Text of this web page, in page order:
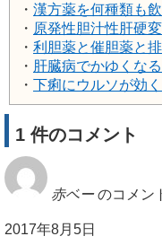
・ 漢方薬を何種類も
・ 原発性胆汁性肝硬
・ 利胆薬と催胆薬と
・ 肝臓病でかゆくなる
・ 下痢にウルソが効く
1 件のコメント
赤ベー のコメン
2017年8月5日